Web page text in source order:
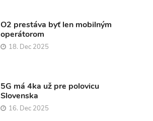
O2 prestáva byť len mobilným
operátorom
18. Dec 2025
5G má 4ka už pre polovicu
Slovenska
16. Dec 2025